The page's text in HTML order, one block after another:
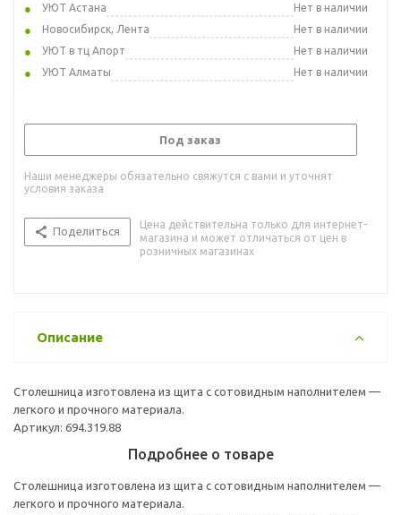
УЮТ Астана
Нет в наличии
Новосибирск, Лента
Нет в наличии
УЮТ в тц Апорт
Нет в наличии
УЮТ Алматы
Нет в наличии
Под заказ
Наши менеджеры обязательно свяжутся с вами и уточнят
условия заказа
Поделиться
Цена действительна только для интернет-
магазина и может отличаться от цен в
розничных магазинах
Описание
Столешница изготовлена из щита с сотовидным наполнителем —
легкого и прочного материала.
Артикул: 694.319.88
Подробнее о товаре
Столешница изготовлена из щита с сотовидным наполнителем —
легкого и прочного материала.